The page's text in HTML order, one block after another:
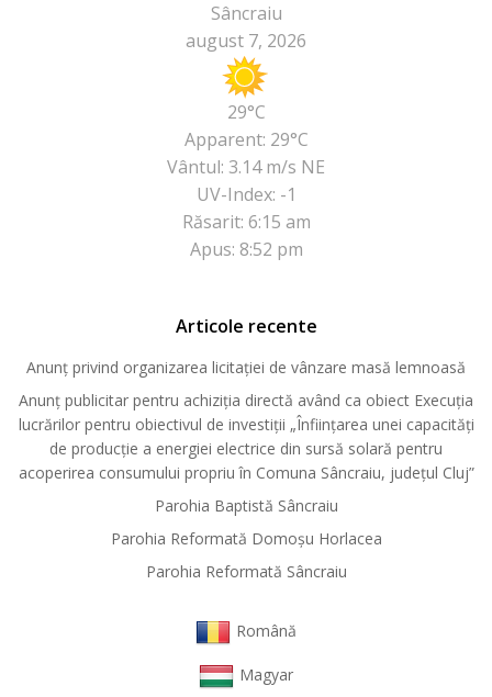
Sâncraiu
august 7, 2026
29°C
Apparent: 29°C
Vântul: 3.14 m/s NE
UV-Index: -1
Răsarit: 6:15 am
Apus: 8:52 pm
Articole recente
Anunț privind organizarea licitației de vânzare masă lemnoasă
Anunț publicitar pentru achiziția directă având ca obiect Execuția
lucrărilor pentru obiectivul de investiții „Înființarea unei capacități
de producție a energiei electrice din sursă solară pentru
acoperirea consumului propriu în Comuna Sâncraiu, județul Cluj”
Parohia Baptistă Sâncraiu
Parohia Reformată Domoşu Horlacea
Parohia Reformată Sâncraiu
Română
Magyar